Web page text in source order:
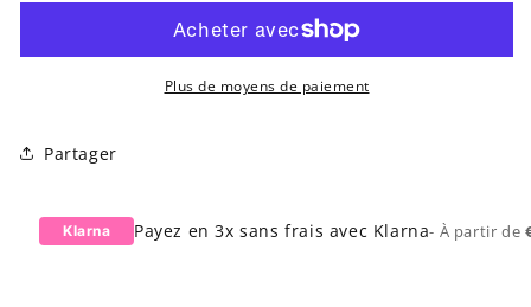
ongles
Dot
Faux
ongles
-Plus de moyens de paiement
Partager
Klarna Payez en 3x sans frais avec Klarna- À partir de